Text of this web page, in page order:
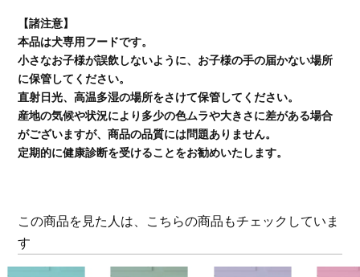
【諸注意】
本品は犬専用フードです。
小さなお子様が誤飲しないように、お子様の手の届かない場所
に保管してください。
直射日光、高温多湿の場所をさけて保管してください。
産地の気候や状況により多少の色ムラや大きさに差がある場合
がございますが、商品の品質には問題ありません。
定期的に健康診断を受けることをお勧めいたします。
この商品を見た人は、こちらの商品もチェックしていま
す